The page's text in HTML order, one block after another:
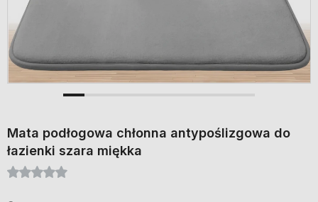
Mata podłogowa chłonna antypoślizgowa do
łazienki szara miękka